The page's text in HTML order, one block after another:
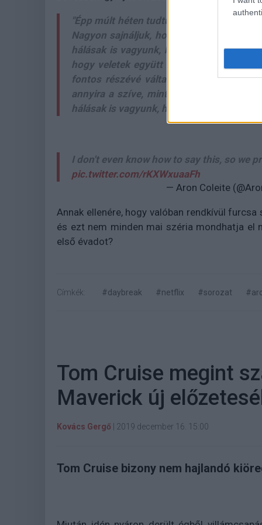
"Épp múlt héten tudtuk meg mi is, hogy a
Nagyon sajnáljuk, hogy nem tudtuk ezt
hálásak is vagyunk, hogy velünk
hogy veletek együtt mehettünk végig
fontos részévé váltatok ennek a
annyira a szíve, mint nekünk, tudva azt,
hálásak is vagyunk, hogy eddig eljutottunk."
I don't even know how to say this, so we
pic.twitter.com/rKXWxuaaFh
— Aron Coleite
Annak ellenére, hogy valóban rendkívül
és ezt nem minden mai széria mondhatja el
első évadot?
Címkék: #daybreak #netflix #sorozat
Tom Cruise megint
Maverick új
Kovács Gergő 2019 december 16. 15:00
Tom Cruise bizony nem hajlandó